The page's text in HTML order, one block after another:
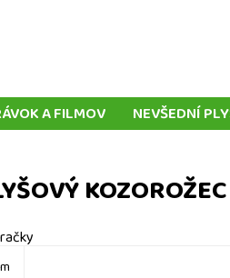
A FILMOV NEVŠEDNÍ
MNOŽSTEVNÉ